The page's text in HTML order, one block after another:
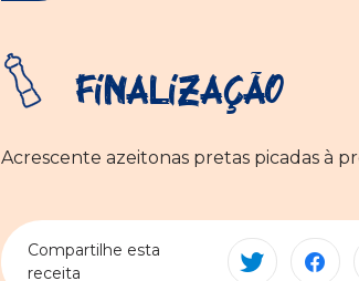
Finalização
Acrescente azeitonas pretas picadas à
Compartilhe esta
receita